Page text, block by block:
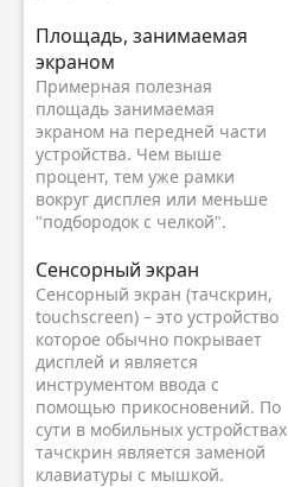
Площадь, занимаемая
экраном
Примерная полезная
площадь занимаемая
экраном на передней части
устройства. Чем выше
процент, тем уже рамки
вокруг дисплея или меньше
"подбородок с челкой".
Сенсорный экран
Сенсорный экран (тачскрин,
touchscreen) – это устройство
которое обычно покрывает
дисплей и является
инструментом ввода с
помощью прикосновений. По
сути в мобильных устройствах
тачскрин является заменой
клавиатуры с мышкой.